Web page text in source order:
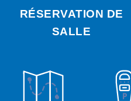
RÉSERVATION DE
SALLE